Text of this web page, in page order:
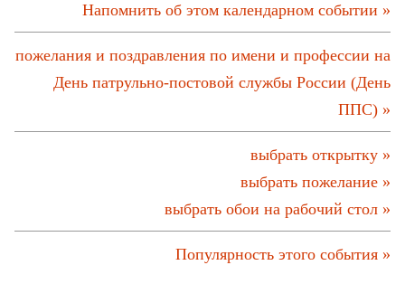
Напомнить об этом календарном событии »
пожелания и поздравления по имени и профессии на
День патрульно-постовой службы России (День
ППС) »
выбрать открытку »
выбрать пожелание »
выбрать обои на рабочий стол »
Популярность этого события »